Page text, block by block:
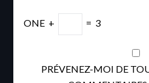
ONE + = 3
PRÉVENEZ-MOI DE